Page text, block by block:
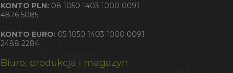
KONTO PLN: 08 1050 1403 1000 0091
4876 5085
KONTO EURO: 05 1050 1403 1000 0091
2488 2284
Biuro, produkcja i magazyn: